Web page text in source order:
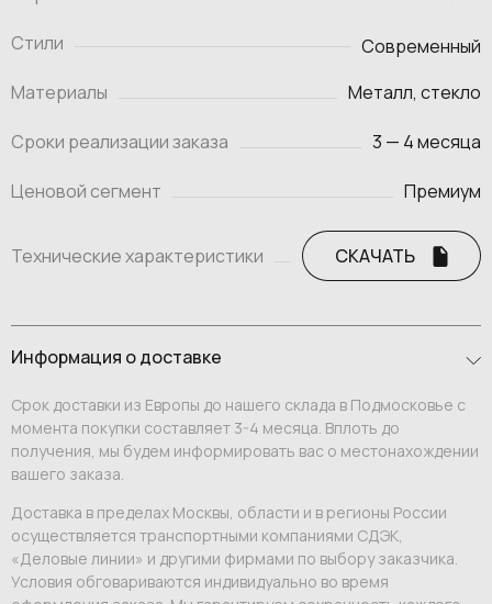
Стили
Современный
Материалы
Металл, стекло
Сроки реализации заказа 3 — 4 месяца
Ценовой сегмент Премиум
Технические характеристики СКАЧАТЬ
Информация о доставке
Срок доставки из Европы до нашего склада в Подмосковье с
момента покупки составляет 3-4 месяца. Вплоть до
получения, мы будем информировать вас о местонахождении
вашего заказа.
Доставка в пределах Москвы, области и в регионы России
осуществляется транспортными компаниями СДЭК,
«Деловые линии» и другими фирмами по выбору заказчика.
Условия обговариваются индивидуально во время